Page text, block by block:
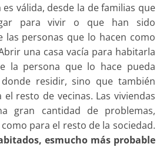
válida, desde la de familias que
para vivir o que han sido
las personas que lo hacen como
una casa vacía para habitarla
la persona que lo hace pueda
residir, sino que también
resto de vecinas. Las viviendas
gran cantidad de problemas,
para el resto de la sociedad.
esmucho más probable